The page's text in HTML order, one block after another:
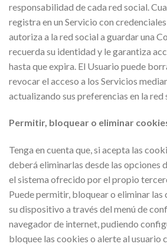
responsabilidad de cada red social.
registra en un Servicio con credenciales
autoriza a la red social a guardar una
recuerda su identidad y le garantiza
hasta que expira. El Usuario puede
revocar el acceso a los Servicios
actualizando sus preferencias en la red
Permitir, bloquear o eliminar
Tenga en cuenta que, si acepta las
deberá eliminarlas desde las opciones
el sistema ofrecido por el propio
Puede permitir, bloquear o eliminar las
su dispositivo a través del menú de
navegador de internet, pudiendo
bloquee las cookies o alerte al usuario